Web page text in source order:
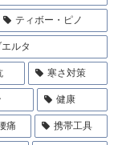
ティボー・ピノ
エルタ
寒さ対策
健康
痛 携帯工具